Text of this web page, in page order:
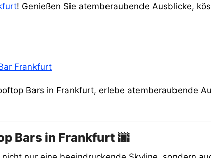
! Genießen Sie atemberaubende Ausblicke,
Frankfurt
Bars in Frankfurt, erlebe atemberaubende
Bars in Frankfurt 🌆